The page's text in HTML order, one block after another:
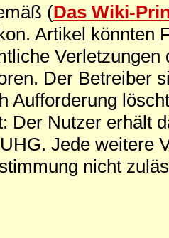
(Das Wiki-
Artikel könnten
Der Betreiber
Aufforderung
Der Nutzer erhält
Jede weitere
nicht